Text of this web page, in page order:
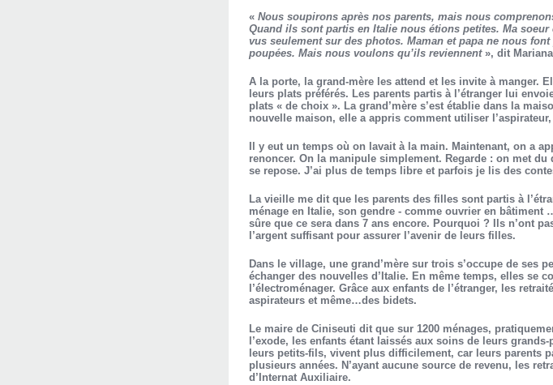
« Nous soupirons après nos parents, mais nous
Quand ils sont partis en Italie nous étions petites. Ma
vus seulement sur des photos. Maman et papa ne nous
poupées. Mais nous voulons qu’ils reviennent», dit
A la porte, la grand-mère les attend et les invite à manger.
leurs plats préférés. Les parents partis à l’étranger lui
plats « de choix ». La grand’mère s’est établie dans la
nouvelle maison, elle a appris comment utiliser
Il y eut un temps où on lavait à la main. Maintenant, on a
renoncer. On la manipule simplement. Regarde : on met
se repose. J’ai plus de temps libre et parfois je lis des
La vieille me dit que les parents des filles sont partis à
ménage en Italie, son gendre - comme ouvrier en
sûre que ce sera dans 7 ans encore. Pourquoi ? Ils n’ont
l’argent suffisant pour assurer l’avenir de leurs filles.
Dans le village, une grand’mère sur trois s’occupe de ses
échanger des nouvelles d’Italie. En même temps, elles se
l’électroménager. Grâce aux enfants de l’étranger, les
aspirateurs et même…des bidets.
Le maire de Ciniseuti dit que sur 1200 ménages,
l’exode, les enfants étant laissés aux soins de leurs
leurs petits-fils, vivent plus difficilement, car leurs parents
plusieurs années. N’ayant aucune source de revenu, les
d’Internat Auxiliaire.